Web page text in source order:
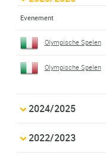
Evenement
Olympische Spelen
Olympische Spelen
2024/2025
2022/2023